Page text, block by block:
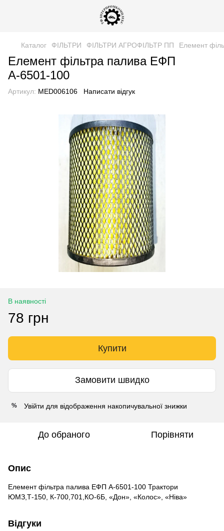
Каталог ФІЛЬТРИ ФІЛЬТРИ АГРОФІЛЬТР ПП Елемент
Елемент фільтра палива ЕФП
А-6501-100
Артикул: MED006106 Написати відгук
В наявності
78 грн
Купити
Замовити швидко
% Увійти для відображення накопичувальної знижки
До обраного Порівняти
Опис
Елемент фільтра палива ЕФП А-6501-100 Трактори
ЮМЗ,Т-150, К-700,701,КО-6Б, «Дон», «Колос», «Ніва»
Відгуки